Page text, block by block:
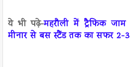
ये भी पढ़े-महरौली में ट्रैफिक
मीनार से बस स्टैंड तक का सफर 2-